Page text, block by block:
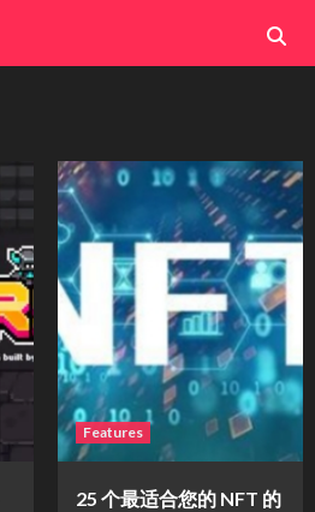
Features
25 个最适合您的 NFT 的